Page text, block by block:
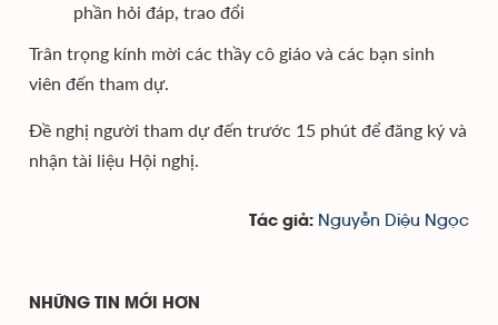
phần hỏi đáp, trao đổi
Trân trọng kính mời các thầy cô giáo và các bạn sinh
viên đến tham dự.
Đề nghị người tham dự đến trước 15 phút để đăng ký và
nhận tài liệu Hội nghị.
Tác giả: Nguyễn Diệu Ngọc
NHỮNG TIN MỚI HƠN